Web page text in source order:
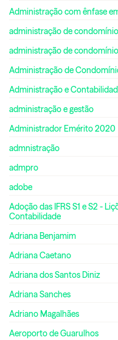
Administração com ênfase
administração de condomínio
administração de
Administração de
Administração e
administração e gestão
Administrador Emérito 2020
admnistração
admpro
adobe
Adoção das IFRS S1 e S2 -
Contabilidade
Adriana Benjamim
Adriana Caetano
Adriana dos Santos Diniz
Adriana Sanches
Adriano Magalhães
Aeroporto de Guarulhos